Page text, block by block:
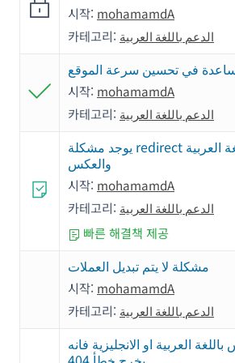
시작: mohamamdA
카테고리: الدعم باللغة العربية
في تحسين سرعة الموقع
시작: mohamamdA
카테고리: الدعم باللغة العربية
يوجد مشكلة redirect عند تبديل الى اللغة العربية
والعكس
시작: mohamamdA
카테고리: الدعم باللغة العربية
빠른 해결책 제공
مشكلة لا يتم تبديل العملات
시작: mohamamdA
카테고리: الدعم باللغة العربية
العربية او الانجليزية فانه